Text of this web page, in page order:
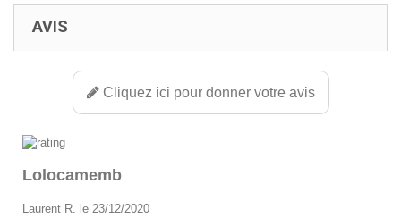
AVIS
Cliquez ici pour donner votre avis
Lolocamemb
Laurent R. le 23/12/2020